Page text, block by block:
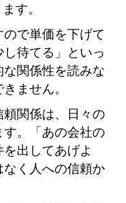
す。
で単価を下げて
待てる」といっ
関係性を読みな
ません。
頼関係は、日々の
。「あの会社の
出してあげよ
なく人への信頼か